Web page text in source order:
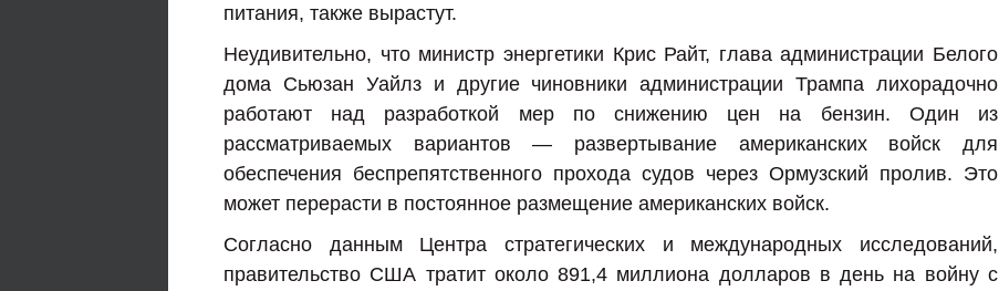
питания, также вырастут.
Неудивительно, что министр энергетики Крис Райт, глава администрации Белого
дома Сьюзан Уайлз и другие чиновники администрации Трампа лихорадочно
работают над разработкой мер по снижению цен на бензин. Один из
рассматриваемых вариантов — развертывание американских войск для
обеспечения беспрепятственного прохода судов через Ормузский пролив. Это
может перерасти в постоянное размещение американских войск.
Согласно данным Центра стратегических и международных исследований,
правительство США тратит около 891,4 миллиона долларов в день на войну с